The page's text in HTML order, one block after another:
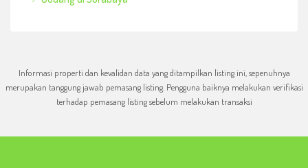
Informasi properti dan kevalidan data yang ditampilkan listing ini, sepenuhnya
merupakan tanggung jawab pemasang listing. Pengguna baiknya melakukan verifikasi
terhadap pemasang listing sebelum melakukan transaksi